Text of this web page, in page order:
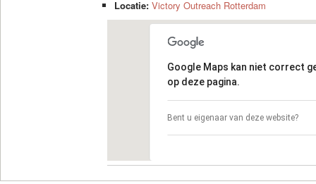
Locatie: Victory Outreach Rotterdam
Google Maps kan niet correct
op deze pagina.
Bent u eigenaar van deze website?